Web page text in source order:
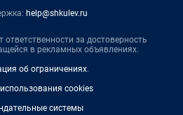
help@shkulev.ru
ответственности за достоверность
в рекламных объявлениях.
об ограничениях.
cookies
системы